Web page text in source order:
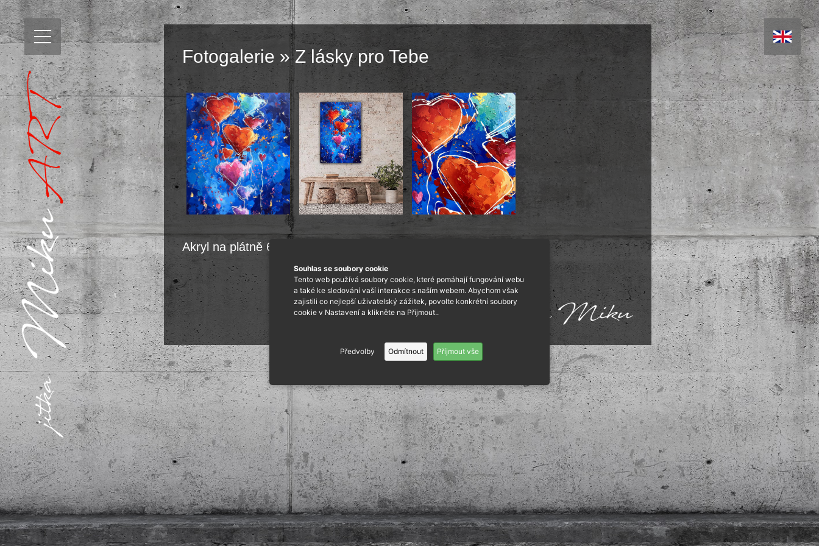
Souhlas se soubory cookie
Tento web používá soubory cookie, které pomáhají fungování webu
a také ke sledování vaší interakce s naším webem. Abychom však
zajistili co nejlepší uživatelský zážitek, povolte konkrétní soubory
cookie v Nastavení a klikněte na Přijmout..
Předvolby Odmítnout Příjmout vše
Fotogalerie » Z lásky pro Tebe
Akryl na plátně 60x90 cm.